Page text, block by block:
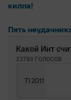
килла!
Пять
Какой Инт
23780 ГОЛОСОВ
TI 2011